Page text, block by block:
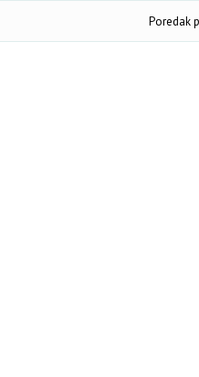
Poredak